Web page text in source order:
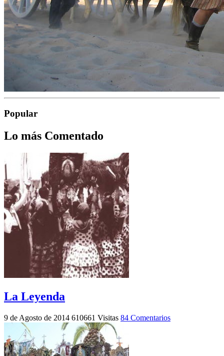
Popular
Lo más Comentado
La Leyenda
9 de Agosto de 2014 610661 Visitas 84 Comentarios